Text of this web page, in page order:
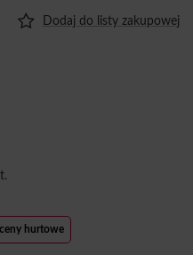
Dodaj do listy zakupowej
ceny hurtowe